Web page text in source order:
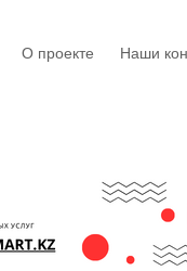
О проекте Наши